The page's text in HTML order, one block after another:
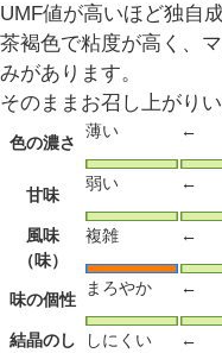
UMF値が高いほど独自
茶褐色で粘度が高く、
みがあります。
そのままお召し上がり
色の濃さ
薄い ←
甘味
弱い ←
風味
（味）
複雑 ←
味の個性
まろやか ←
結晶のし
しにくい ←